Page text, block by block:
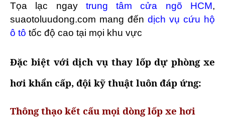
Tọa lạc ngay trung tâm cửa ngõ HCM,
suaotoluudong.com mang đến dịch vụ cứu hộ
ô tô tốc độ cao tại mọi khu vực
Đặc biệt với dịch vụ thay lốp dự phòng xe
hơi khẩn cấp, đội kỹ thuật luôn đáp ứng:
Thông thạo kết cấu mọi dòng lốp xe hơi